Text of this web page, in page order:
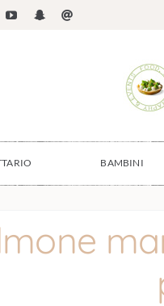
YouTubeSnapchatEmail
BAMBINI